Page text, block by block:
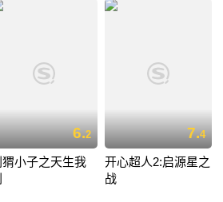
6.2
猬小子之天生我
7.4
开心超人2:启源星之
战